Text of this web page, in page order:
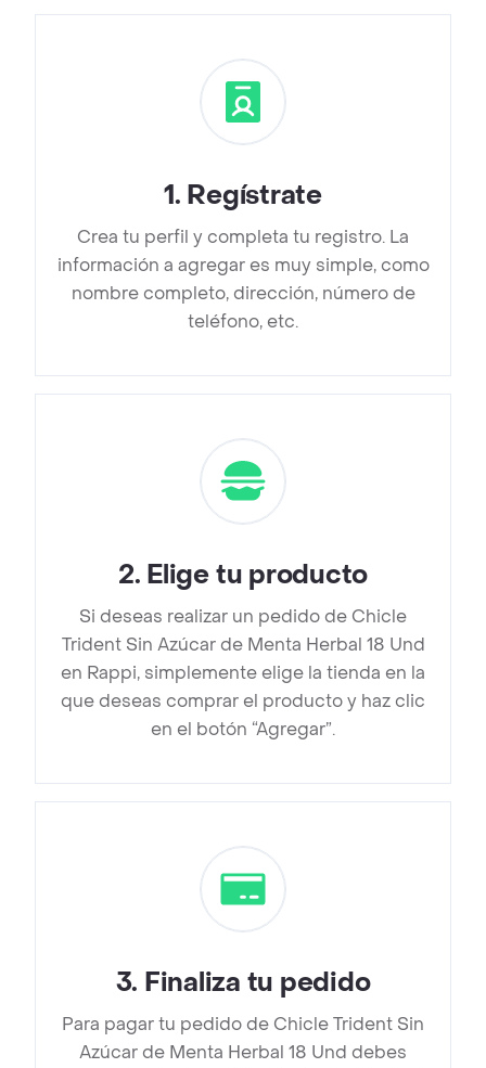
1. Regístrate
Crea tu perfil y completa tu registro. La
información a agregar es muy simple, como
nombre completo, dirección, número de
teléfono, etc.
2. Elige tu producto
Si deseas realizar un pedido de Chicle
Trident Sin Azúcar de Menta Herbal 18 Und
en Rappi, simplemente elige la tienda en la
que deseas comprar el producto y haz clic
en el botón “Agregar”.
3. Finaliza tu pedido
Para pagar tu pedido de Chicle Trident Sin
Azúcar de Menta Herbal 18 Und debes